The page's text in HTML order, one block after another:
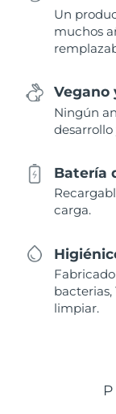
Un
muchos
Vegano
Ningún
Batería
carga.
bacterias,
limpiar.